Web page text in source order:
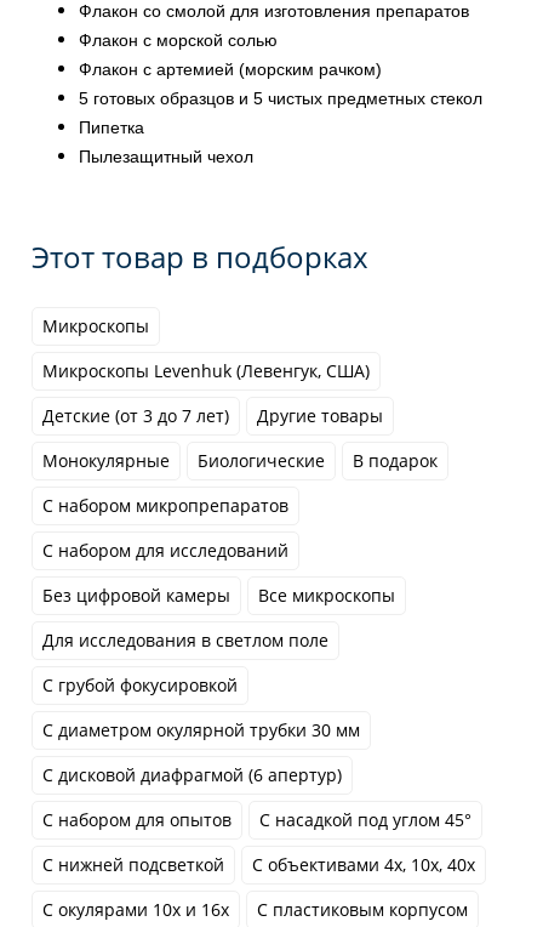
Флакон со смолой для изготовления препаратов
Флакон с морской солью
Флакон с артемией (морским рачком)
5 готовых образцов и 5 чистых предметных стекол
Пипетка
Пылезащитный чехол
Этот товар в подборках
Микроскопы
Микроскопы Levenhuk (Левенгук, США)
Детские (от 3 до 7 лет)
Другие товары
Монокулярные
Биологические
В подарок
С набором микропрепаратов
С набором для исследований
Без цифровой камеры
Все микроскопы
Для исследования в светлом поле
С грубой фокусировкой
С диаметром окулярной трубки 30 мм
С дисковой диафрагмой (6 апертур)
С набором для опытов
С насадкой под углом 45°
С нижней подсветкой
С объективами 4x, 10x, 40x
С окулярами 10x и 16x
С пластиковым корпусом